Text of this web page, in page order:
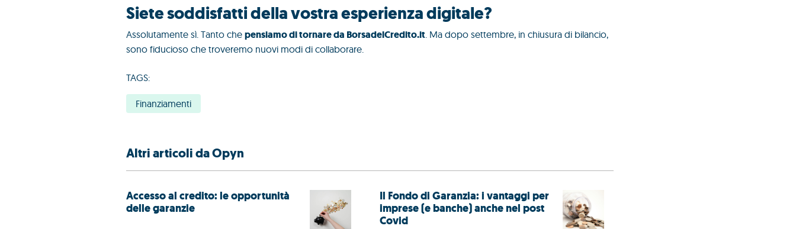
Siete soddisfatti della vostra esperienza digitale?
Assolutamente sì. Tanto che pensiamo di tornare da BorsadelCredito.it. Ma dopo settembre, in chiusura di bilancio,
sono fiducioso che troveremo nuovi modi di collaborare.
TAGS:
Finanziamenti
Altri articoli da Opyn
Accesso al credito: le opportunità
delle garanzie
Il Fondo di Garanzia: i vantaggi per
imprese (e banche) anche nel post
Covid